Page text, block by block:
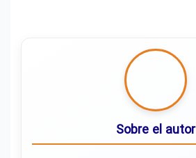
Sobre el autor